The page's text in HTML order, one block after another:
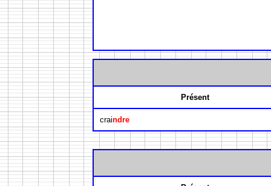
Présent
craindre